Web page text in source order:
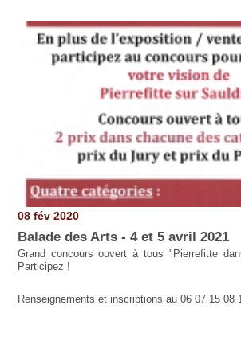
08 fév 2020
Balade des Arts - 4 et 5 avril 2021
Grand concours ouvert à tous "Pierrefitte
Participez !
Renseignements et inscriptions au 06 07 15 08